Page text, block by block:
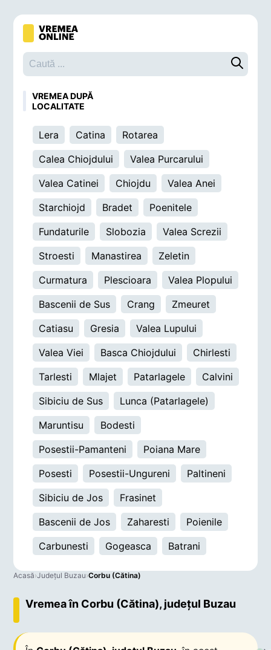
Caută o
VREMEA DUPĂ
LOCALITATE
Lera Catina
Rotarea
Calea Chiojdului
Valea Purcarului
Valea Catinei
Chiojdu
Valea Anei
Starchiojd
Bradet
Poenitele
Fundaturile
Slobozia
Valea Screzii
Stroesti
Manastirea
Zeletin
Curmatura
Plescioara
Valea Plopului
Bascenii de Sus
Crang
Zmeuret
Catiasu
Gresia
Valea Lupului
Valea Viei
Basca Chiojdului
Chirlesti
Tarlesti
Mlajet Patarlagele
Calvini
Sibiciu de Sus
Lunca (Patarlagele)
Maruntisu
Bodesti
Posestii-Pamanteni
Poiana Mare
Posesti
Posestii-Ungureni
Paltineni
Sibiciu de Jos
Frasinet
Bascenii de Jos
Zaharesti
Poienile
Carbunesti
Gogeasca Batrani
Acasă›Județul Buzau›Corbu (Cătina)
Vremea în Corbu (Cătina), județul Buzau